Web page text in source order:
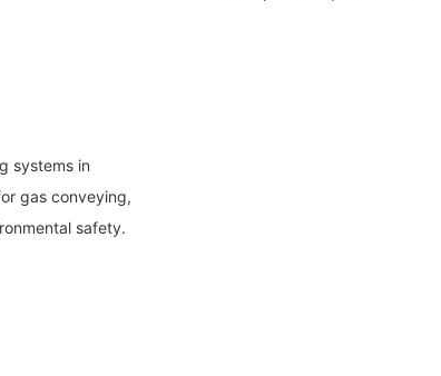
systems in
gas conveying,
safety.